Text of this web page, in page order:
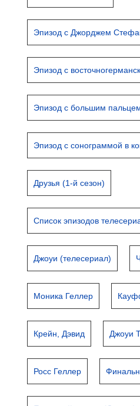
Эпизод с Джорджем
Эпизод с
Эпизод с большим
Эпизод с сонограммой в
Друзья (1-й сезон)
Список эпизодов
Джоуи (телесериал)
Моника Геллер
Крейн, Дэвид Джоуи
Росс Геллер